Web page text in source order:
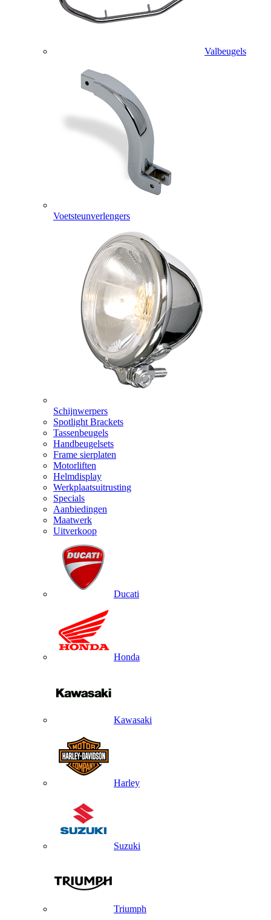
Valbeugels
Voetsteunverlengers
Schijnwerpers
Spotlight Brackets
Tassenbeugels
Handbeugelsets
Frame sierplaten
Motorliften
Helmdisplay
Werkplaatsuitrusting
Specials
Aanbiedingen
Maatwerk
Uitverkoop
Ducati
Honda
Kawasaki
Harley
Suzuki
Triumph